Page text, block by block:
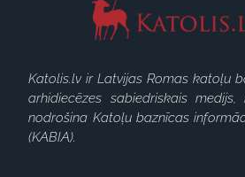
Katolis.lv ir Latvijas Romas katoļu
arhidiecēzes sabiedriskais
nodrošina Katoļu baznīcas
(KABIA).